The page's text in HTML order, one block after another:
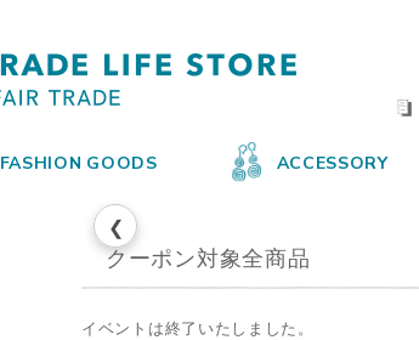
FASHION GOODS ACCESSORY
❮
クーポン対象全商品
イベントは終了いたしました。